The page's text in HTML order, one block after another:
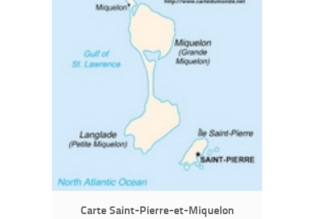
Carte Saint-Pierre-et-Miquelon